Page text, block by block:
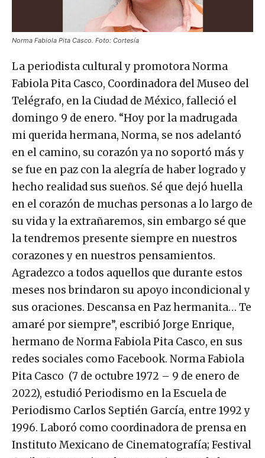
La periodista cultural y promotora Norma
Fabiola Pita Casco, Coordinadora del Museo del
Telégrafo, en la Ciudad de México, falleció el
domingo 9 de enero. “Hoy por la madrugada
mi querida hermana, Norma, se nos adelantó
en el camino, su corazón ya no soportó más y
se fue en paz con la alegría de haber logrado y
hecho realidad sus sueños. Sé que dejó huella
en el corazón de muchas personas a lo largo de
su vida y la extrañaremos, sin embargo sé que
la tendremos presente siempre en nuestros
corazones y en nuestros pensamientos.
Agradezco a todos aquellos que durante estos
meses nos brindaron su apoyo incondicional y
sus oraciones. Descansa en Paz hermanita… Te
amaré por siempre”, escribió Jorge Enrique,
hermano de Norma Fabiola Pita Casco, en sus
redes sociales como Facebook. Norma Fabiola
Pita Casco (7 de octubre 1972 – 9 de enero de
2022), estudió Periodismo en la Escuela de
Periodismo Carlos Septién García, entre 1992 y
1996. Laboró como coordinadora de prensa en
Instituto Mexicano de Cinematografía; Festival